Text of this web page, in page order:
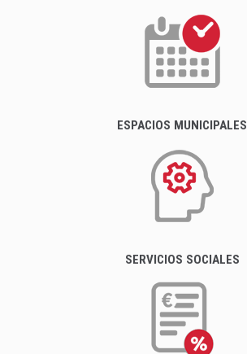
ESPACIOS MUNICIPALES
SERVICIOS SOCIALES